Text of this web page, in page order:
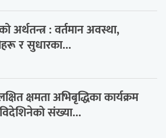
अर्थतन्त्र : वर्तमान अवस्था,
र सुधारका...
क्षमता अभिबृद्धिका कार्यक्रम
संख्या...